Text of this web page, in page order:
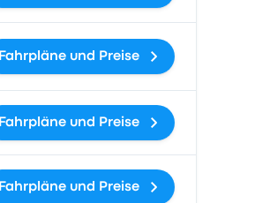
Fahrpläne und Preise
Fahrpläne und Preise
Fahrpläne und Preise